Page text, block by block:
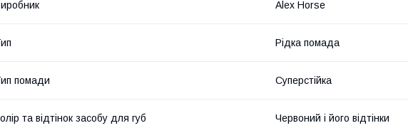
Alex Horse
Рідка помада
помади Суперстійка
та відтінок засобу для губ Червоний і його відтінки